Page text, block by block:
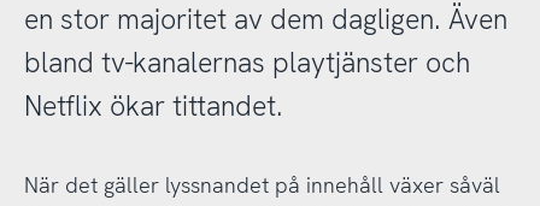
en stor majoritet av dem dagligen. Även
bland tv-kanalernas playtjänster och
Netflix ökar tittandet.
När det gäller lyssnandet på innehåll växer såväl